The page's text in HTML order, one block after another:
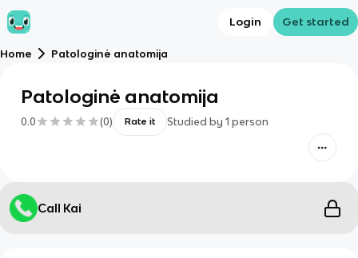
Login Get started
Home Patologinė anatomija
Patologinė anatomija
0.0 (0) Rate it Studied by 1 person
Call Kai